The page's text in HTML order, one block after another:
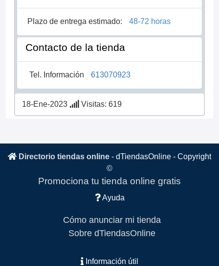
Plazo de entrega estimado: 48-72 horas
Contacto de la tienda
Tel. Información 613070923
18-Ene-2023 Visitas: 619
Directorio tiendas online - dTiendasOnline - Copyright
©
Promociona tu tienda online gratis
Ayuda
Cómo anunciar mi tienda
Sobre dTiendasOnline
Información útil